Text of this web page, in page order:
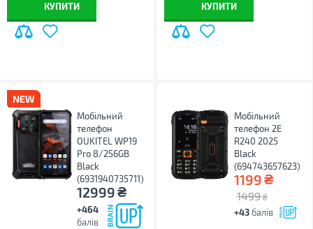
КУПИТИ КУПИТИ
Мобільний
телефон
OUKITEL WP19
Pro 8/256GB
Black
(6931940735711)
12999₴
+464
балів
Мобільний
телефон 2E
R240 2025
Black
(694743657623)
1199₴
1499 ₴
+43 балів